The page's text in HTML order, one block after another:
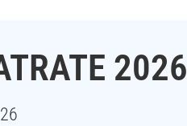
2026